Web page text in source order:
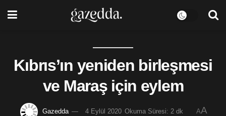
Kıbrıs’ın yeniden birleşmesi
ve Maraş için eylem
Gazedda 4 Eylül 2020 Okuma Süresi: 2 dk AA